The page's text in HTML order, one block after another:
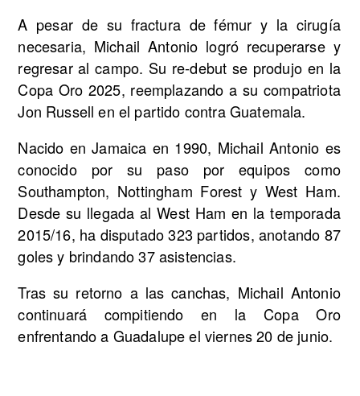
A pesar de su fractura de fémur y la cirugía
necesaria, Michail Antonio logró recuperarse y
regresar al campo. Su re-debut se produjo en la
Copa Oro 2025, reemplazando a su compatriota
Jon Russell en el partido contra Guatemala.
Nacido en Jamaica en 1990, Michail Antonio es
conocido por su paso por equipos como
Southampton, Nottingham Forest y West Ham.
Desde su llegada al West Ham en la temporada
2015/16, ha disputado 323 partidos, anotando 87
goles y brindando 37 asistencias.
Tras su retorno a las canchas, Michail Antonio
continuará compitiendo en la Copa Oro
enfrentando a Guadalupe el viernes 20 de junio.